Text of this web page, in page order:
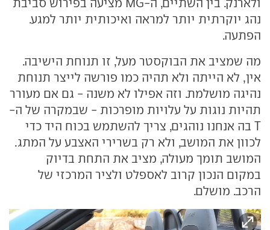
נהג יוקרתית יותר למראה ואיכותית יותר למגע.
הפתעה.
מה שמציב את הבוקסטר מעל, זו תנוחת הישיבה.
אין, לא הייתה ולא תהיה כמו פורשה לייצר תנוחת
נהיגה מושלמת. וזה אפילו לא משנה - גם אם מעורר
תהיות נוגות על עלויות מופרכות - שבמקרה של ה-
T בה אנחנו נוהגים, צריך להשתמש בכוח היד כדי
לכוון את המושב, ולא רק בשרירי האצבע על המתג.
המושב תומך מעולה, מציב את התחת בדיוק
במקום הנכון קרוב לאספלט ולציר המרכזי של
הרכב. מושלם.